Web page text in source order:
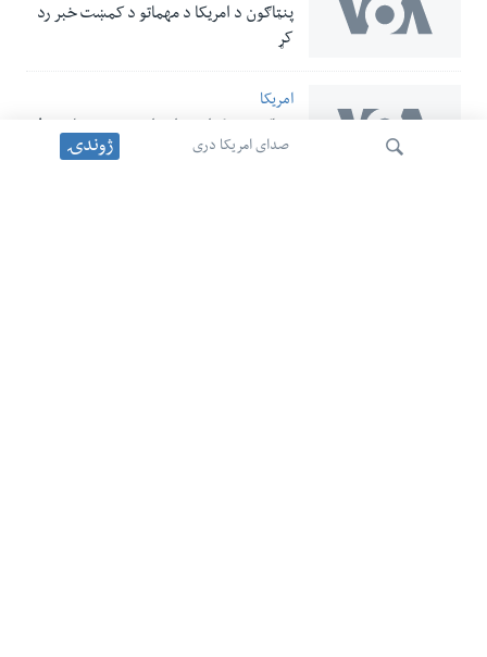
صدای امریکا دری ژوندۍ
پنټاګون د امریکا د مهماتو د کمښت خبر رد
کړ
امریکا
پنټاګون د بګرام هوایي اډې پر سر د ناپيژندل
شوې 'الوتونکي څيز' تصویر خپور کړ